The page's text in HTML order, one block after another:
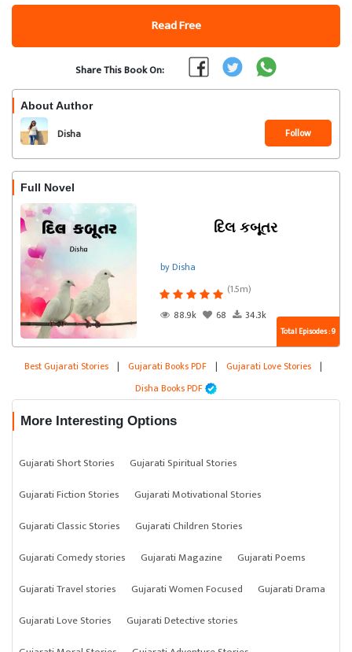
Read Free
Share This Book On:
About Author
Disha Follow
Full Novel
દિલ કબૂતર
by Disha
(1.5m)
88.9k
68 34.3k
Total Episodes : 9
Best Gujarati Stories | Gujarati Books PDF | Gujarati Love Stories |
Disha Books PDF
More Interesting Options
Gujarati Short Stories
Gujarati Spiritual Stories
Gujarati Fiction Stories
Gujarati Motivational Stories
Gujarati Classic Stories
Gujarati Children Stories
Gujarati Comedy stories
Gujarati Magazine
Gujarati Poems
Gujarati Travel stories
Gujarati Women Focused
Gujarati Drama
Gujarati Love Stories
Gujarati Detective stories